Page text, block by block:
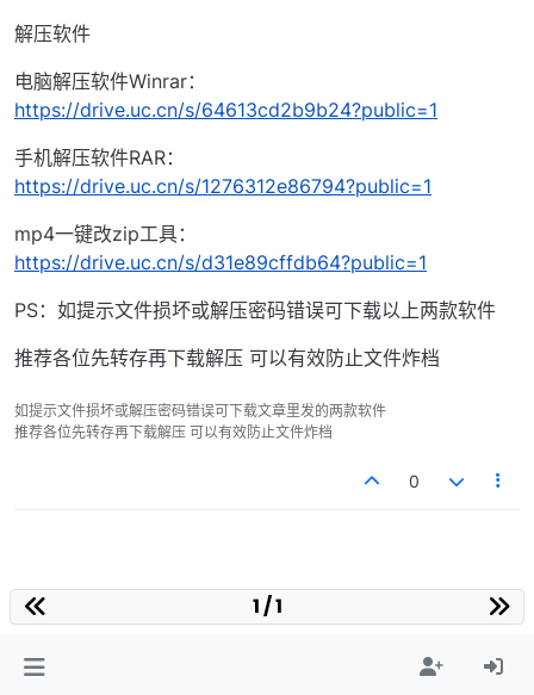
解压软件
电脑解压软件Winrar：
https://drive.uc.cn/s/64613cd2b9b24?public=1
手机解压软件RAR：
https://drive.uc.cn/s/1276312e86794?public=1
mp4一键改zip工具：
https://drive.uc.cn/s/d31e89cffdb64?public=1
PS：如提示文件损坏或解压密码错误可下载以上两款软件
推荐各位先转存再下载解压 可以有效防止文件炸档
如提示文件损坏或解压密码错误可下载文章里发的两款软件
推荐各位先转存再下载解压 可以有效防止文件炸档
0
1 / 1